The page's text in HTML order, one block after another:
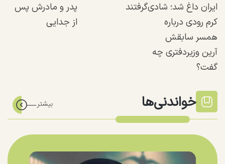
ایران داغ شد؛ شادی
کرم رودی درباره
همسر سابقش
آرین وزیردفتری چه
گفت؟
گرفتند
پدر و مادرش پس
از جدایی
خواندنی‌ها